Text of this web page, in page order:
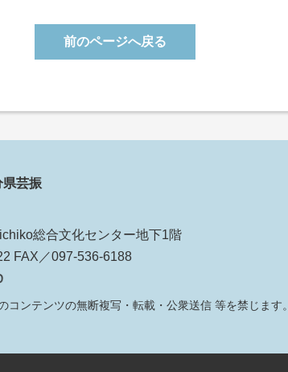
前のページへ戻る
県芸振
総合文化センター地下1階
FAX／097-536-6188
ンテンツの無断複写・転載・公衆送信 等を禁じます。